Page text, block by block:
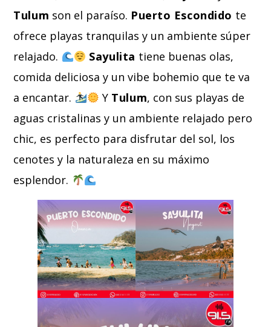
Tulum son el paraíso. Puerto Escondido te
ofrece playas tranquilas y un ambiente súper
relajado.
Sayulita tiene buenas olas,
comida deliciosa y un vibe bohemio que te va
a encantar.
Y Tulum, con sus playas de
aguas cristalinas y un ambiente relajado pero
chic, es perfecto para disfrutar del sol, los
cenotes y la naturaleza en su máximo
esplendor.